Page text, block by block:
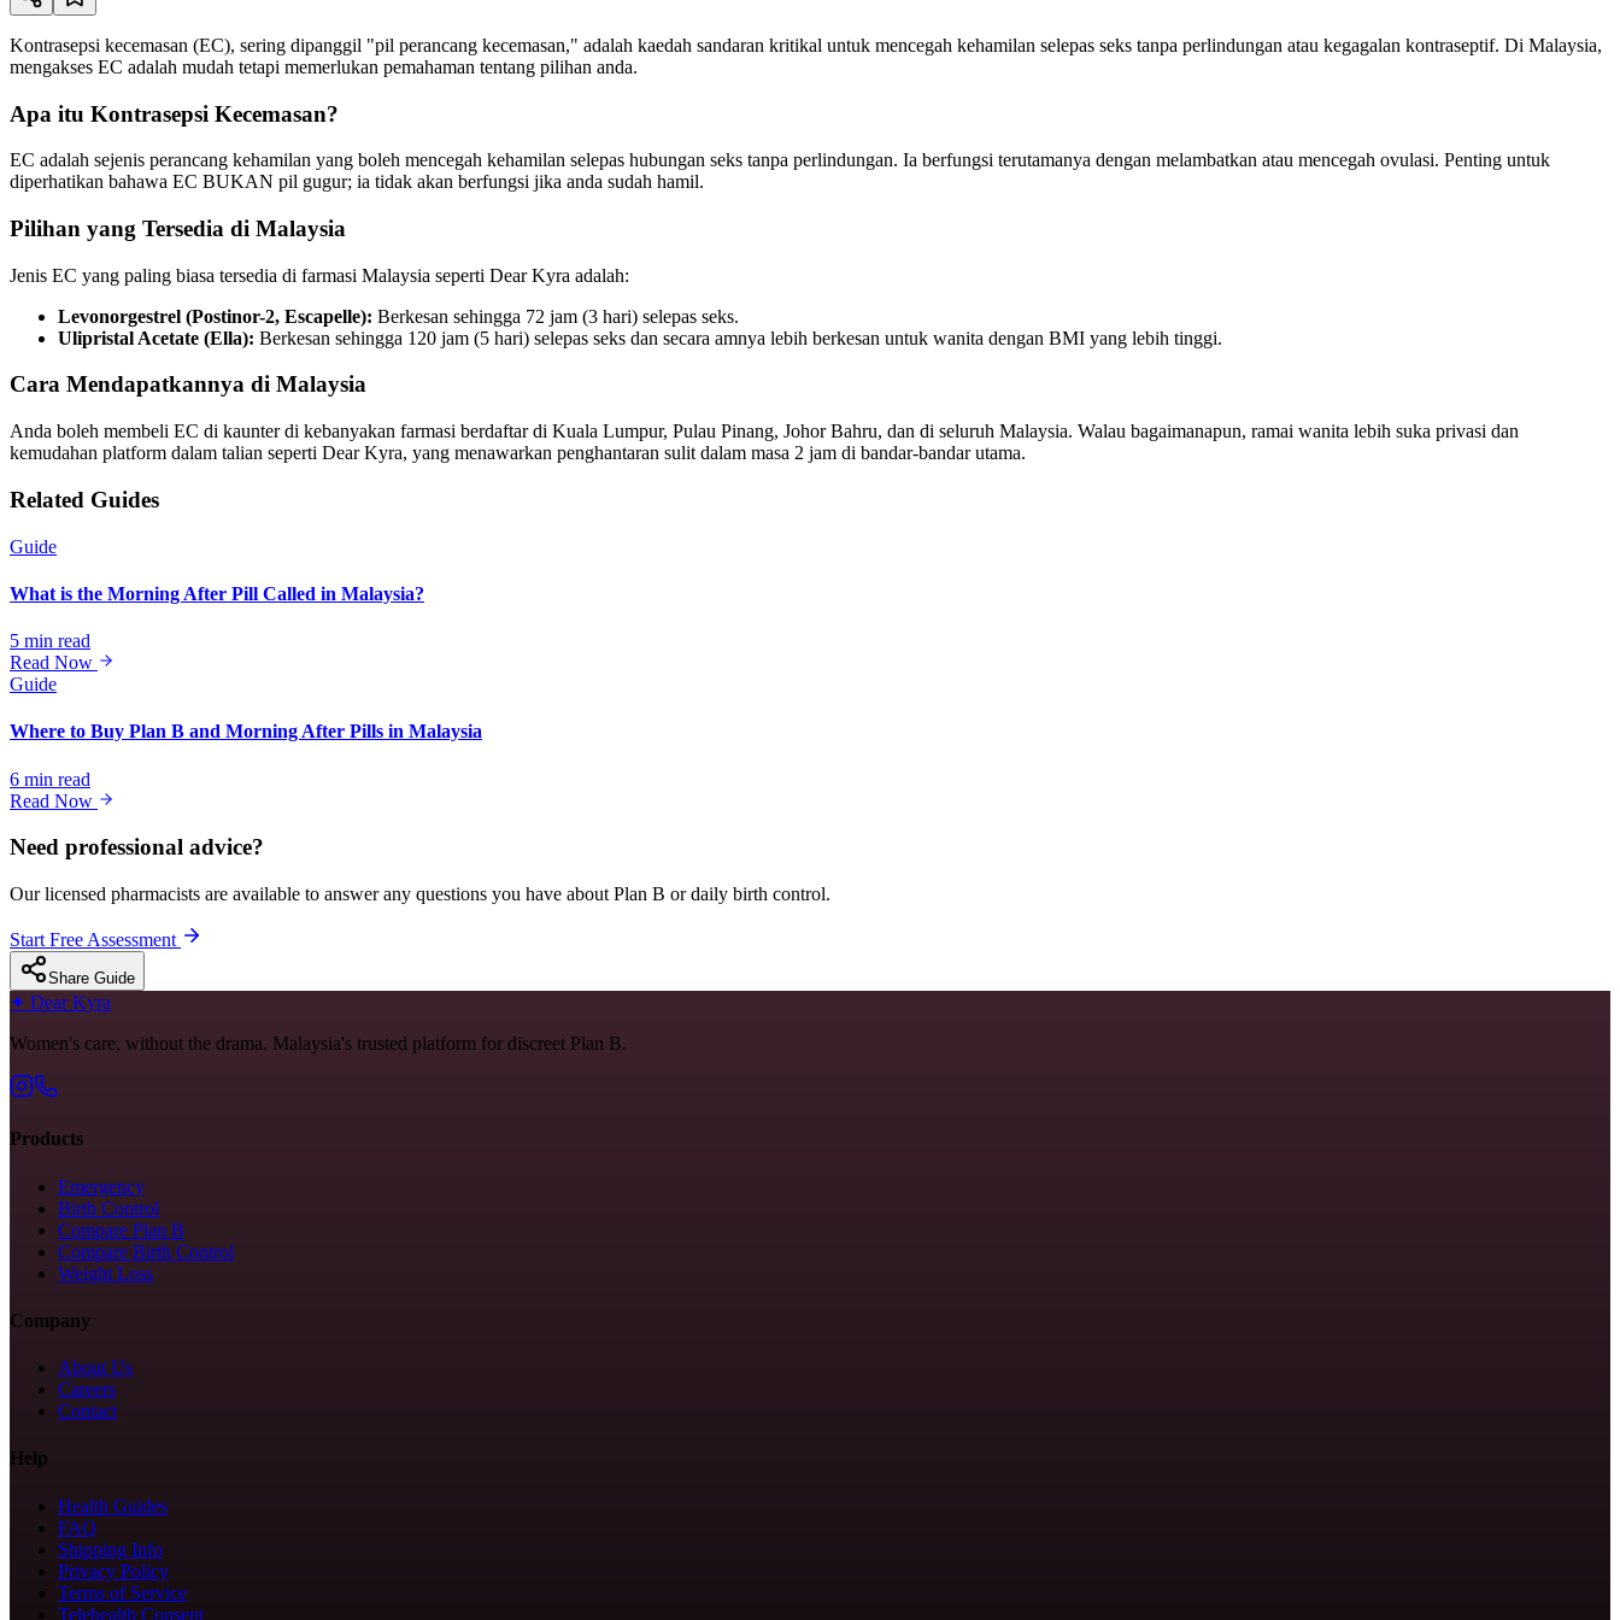
Kontrasepsi kecemasan (EC), sering dipanggil "pil perancang kecemasan," adalah kaedah sandaran kritikal untuk mencegah kehamilan selepas seks tanpa perlindungan atau kegagalan kontraseptif. Di Malaysia,
mengakses EC adalah mudah tetapi memerlukan pemahaman tentang pilihan anda.
Apa itu Kontrasepsi Kecemasan?
EC adalah sejenis perancang kehamilan yang boleh mencegah kehamilan selepas hubungan seks tanpa perlindungan. Ia berfungsi terutamanya dengan melambatkan atau mencegah ovulasi. Penting untuk
diperhatikan bahawa EC BUKAN pil gugur; ia tidak akan berfungsi jika anda sudah hamil.
Pilihan yang Tersedia di Malaysia
Jenis EC yang paling biasa tersedia di farmasi Malaysia seperti Dear Kyra adalah:
Levonorgestrel (Postinor-2, Escapelle): Berkesan sehingga 72 jam (3 hari) selepas seks.
Ulipristal Acetate (Ella): Berkesan sehingga 120 jam (5 hari) selepas seks dan secara amnya lebih berkesan untuk wanita dengan BMI yang lebih tinggi.
Cara Mendapatkannya di Malaysia
Anda boleh membeli EC di kaunter di kebanyakan farmasi berdaftar di Kuala Lumpur, Pulau Pinang, Johor Bahru, dan di seluruh Malaysia. Walau bagaimanapun, ramai wanita lebih suka privasi dan
kemudahan platform dalam talian seperti Dear Kyra, yang menawarkan penghantaran sulit dalam masa 2 jam di bandar-bandar utama.
Related Guides
Guide
What is the Morning After Pill Called in Malaysia?
5 min read
Read Now
Guide
Where to Buy Plan B and Morning After Pills in Malaysia
6 min read
Read Now
Need professional advice?
Our licensed pharmacists are available to answer any questions you have about Plan B or daily birth control.
Start Free Assessment
Share Guide
✦ Dear Kyra
Women's care, without the drama. Malaysia's trusted platform for discreet Plan B.
Products
Emergency
Birth Control
Compare Plan B
Compare Birth Control
Weight Loss
Company
About Us
Careers
Contact
Help
Health Guides
FAQ
Shipping Info
Privacy Policy
Terms of Service
Telehealth Consent